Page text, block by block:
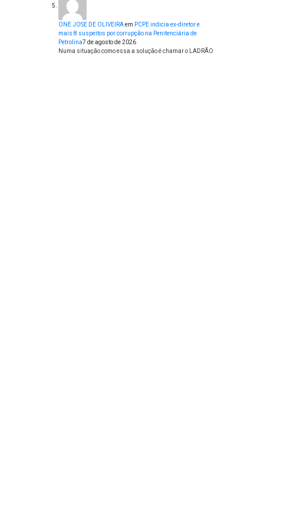
ONE JOSE DE OLIVEIRAem PCPE indicia ex-diretor e
mais 8 suspeitos por corrupção na Penitenciária de
Petrolina7 de agosto de 2026
Numa situação como essa a solução é chamar o LADRÃO